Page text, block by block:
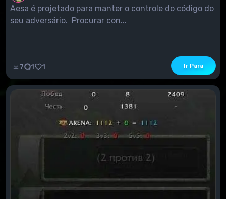
Aesa é projetado para manter o controle do código do
seu adversário. Procurar con...
7 1 1 Ir Para